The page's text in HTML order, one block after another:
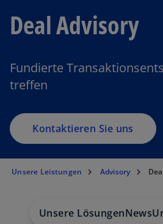
Deal Advisory
Fundierte
treffen
Kontaktieren Sie uns
Unsere Leistungen Advisory
Unsere LösungenNews